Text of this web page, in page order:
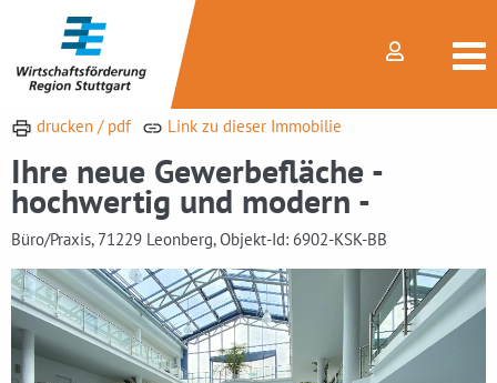
drucken / pdf Link zu dieser Immobilie
Ihre neue Gewerbefläche -
hochwertig und modern -
Büro/Praxis, 71229 Leonberg, Objekt-Id: 6902-KSK-BB